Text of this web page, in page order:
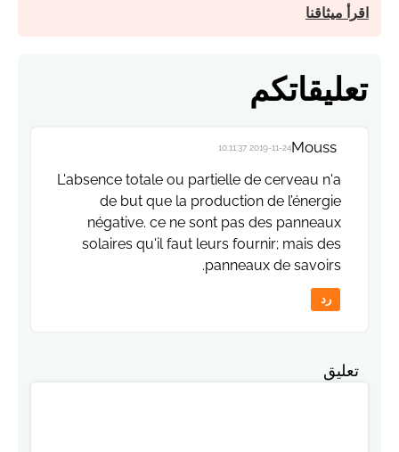
اقرأ ميثاقنا
تعليقاتكم
Mouss
2019-11-24 10:11:37
L'absence totale ou partielle de cerveau n'a
de but que la production de l’énergie
négative. ce ne sont pas des panneaux
solaires qu'il faut leurs fournir; mais des
panneaux de savoirs.
رد
تعليق